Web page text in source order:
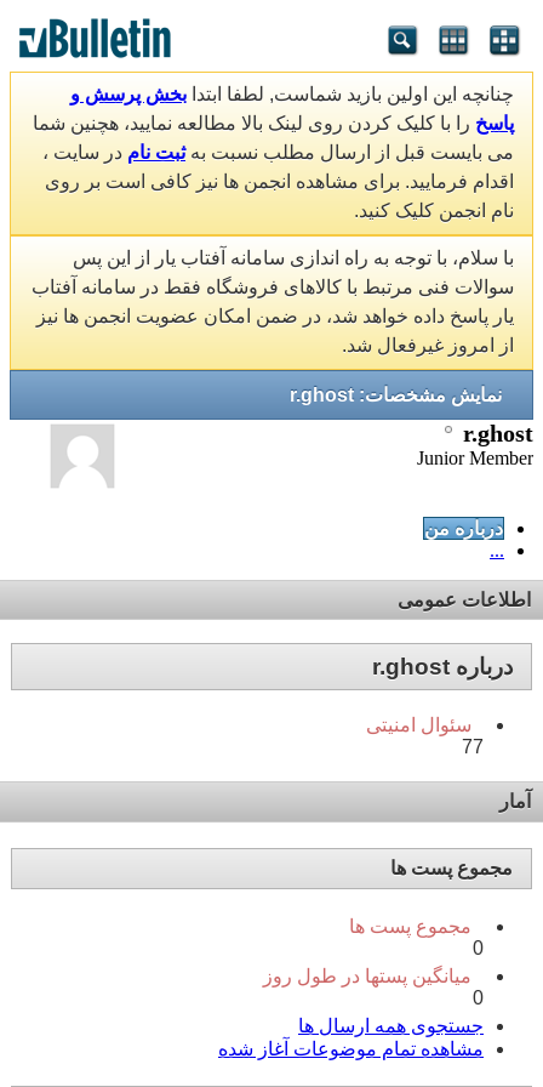
چنانچه این اولین بازید شماست, لطفا ابتدا بخش پرسش و
پاسخ را با کلیک کردن روی لینک بالا مطالعه نمایید، هچنین شما
می بایست قبل از ارسال مطلب نسبت بهثبت نام در سایت ،
اقدام فرمایید. برای مشاهده انجمن ها نیز کافی است بر روی
نام انجمن کلیک کنید.
با سلام، با توجه به راه اندازی سامانه آفتاب یار از این پس
سوالات فنی مرتبط با کالاهای فروشگاه فقط در سامانه آفتاب
یار پاسخ داده خواهد شد، در ضمن امکان عضویت انجمن ها نیز
از امروز غیرفعال شد.
نمایش مشخصات: r.ghost
r.ghost
Junior Member
درباره من
...
اطلاعات عمومی
درباره r.ghost
سئوال امنیتی
77
آمار
مجموع پست ها
مجموع پست ها
0
میانگین پستها در طول روز
0
جستجوی همه ارسال ها
مشاهده تمام موضوعات آغاز شده